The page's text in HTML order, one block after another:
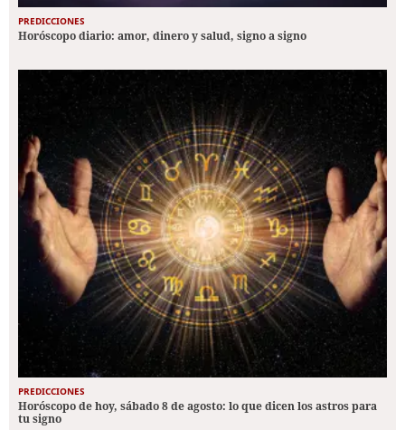
PREDICCIONES
Horóscopo diario: amor, dinero y salud, signo a signo
PREDICCIONES
Horóscopo de hoy, sábado 8 de agosto: lo que dicen los astros para
tu signo